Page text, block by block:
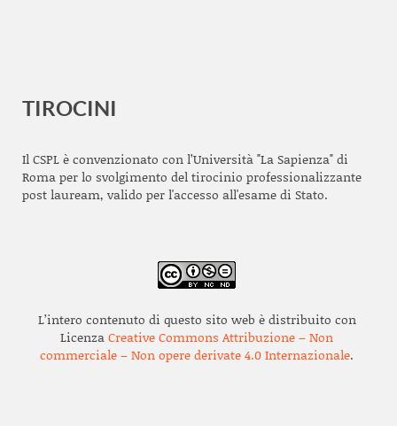
TIROCINI
Il CSPL è convenzionato con l’Università "La Sapienza" di
Roma per lo svolgimento del tirocinio professionalizzante
post lauream, valido per l'accesso all'esame di Stato.
L’intero contenuto di questo sito web è distribuito con
LicenzaCreative Commons Attribuzione – Non
commerciale – Non opere derivate 4.0 Internazionale.